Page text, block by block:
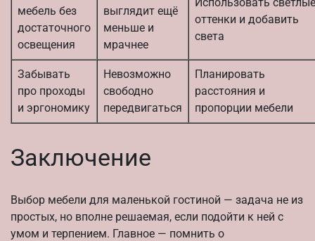
мебель без
достаточного
освещения
выглядит ещё
меньше и
мрачнее
оттенки и добавить
света
Забывать
про проходы
и эргономику
Невозможно
свободно
передвигаться
Планировать
расстояния и
пропорции мебели
Заключение
Выбор мебели для маленькой гостиной — задача не из
простых, но вполне решаемая, если подойти к ней с
умом и терпением. Главное — помнить о